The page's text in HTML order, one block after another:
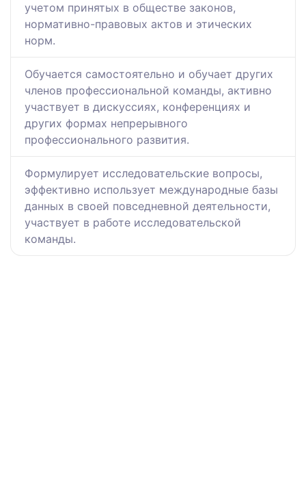
учетом принятых в обществе законов,
нормативно-правовых актов и этических
норм.
Обучается самостоятельно и обучает других
членов профессиональной команды, активно
участвует в дискуссиях, конференциях и
других формах непрерывного
профессионального развития.
Формулирует исследовательские вопросы,
эффективно использует международные базы
данных в своей повседневной деятельности,
участвует в работе исследовательской
команды.